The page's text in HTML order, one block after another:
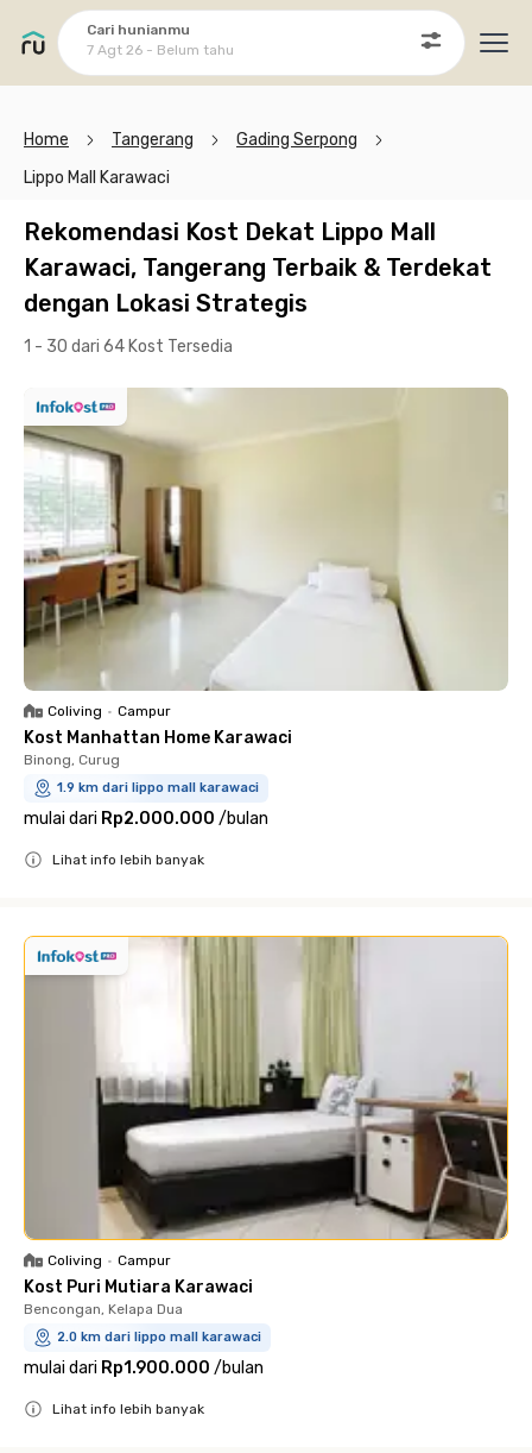
Cari hunianmu
7 Agt 26 - Belum tahu
Home Tangerang
Gading Serpong
Lippo Mall Karawaci
Rekomendasi Kost Dekat Lippo Mall
Karawaci, Tangerang Terbaik & Terdekat
dengan Lokasi Strategis
1 - 30 dari 64 Kost Tersedia
Coliving • Campur
Kost Manhattan Home Karawaci
Binong, Curug
1.9 km dari lippo mall karawaci
mulai dari Rp2.000.000 /bulan
Lihat info lebih banyak
Coliving • Campur
Kost Puri Mutiara Karawaci
Bencongan, Kelapa Dua
2.0 km dari lippo mall karawaci
mulai dari Rp1.900.000 /bulan
Lihat info lebih banyak